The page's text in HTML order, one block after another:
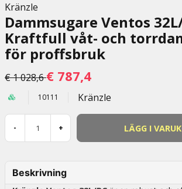
Kränzle
Dammsugare Ventos
Kraftfull våt- och
för proffsbruk
€ 1 028,6€ 787,4
10111 Kränzle
- + LÄGG I
Beskrivning